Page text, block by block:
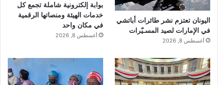
اليونان تعتزم نشر طائرات أباتشي
في الإمارات لصيد المسـيّرات
أغسطس 8, 2026
بوابة إلكترونية شاملة تجمع كل
خدمات الهيئة ومنصاتها الرقمية
في مكان واحد
أغسطس 8, 2026